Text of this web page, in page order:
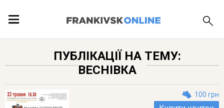
ПУБЛІКАЦІЇ НА ТЕМУ:
ВЕСНІВКА
100 грн